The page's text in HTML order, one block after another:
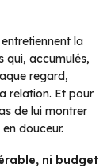
la
qui, accumulés,
regard,
relation. Et pour
de lui montrer
douceur.
ni budget